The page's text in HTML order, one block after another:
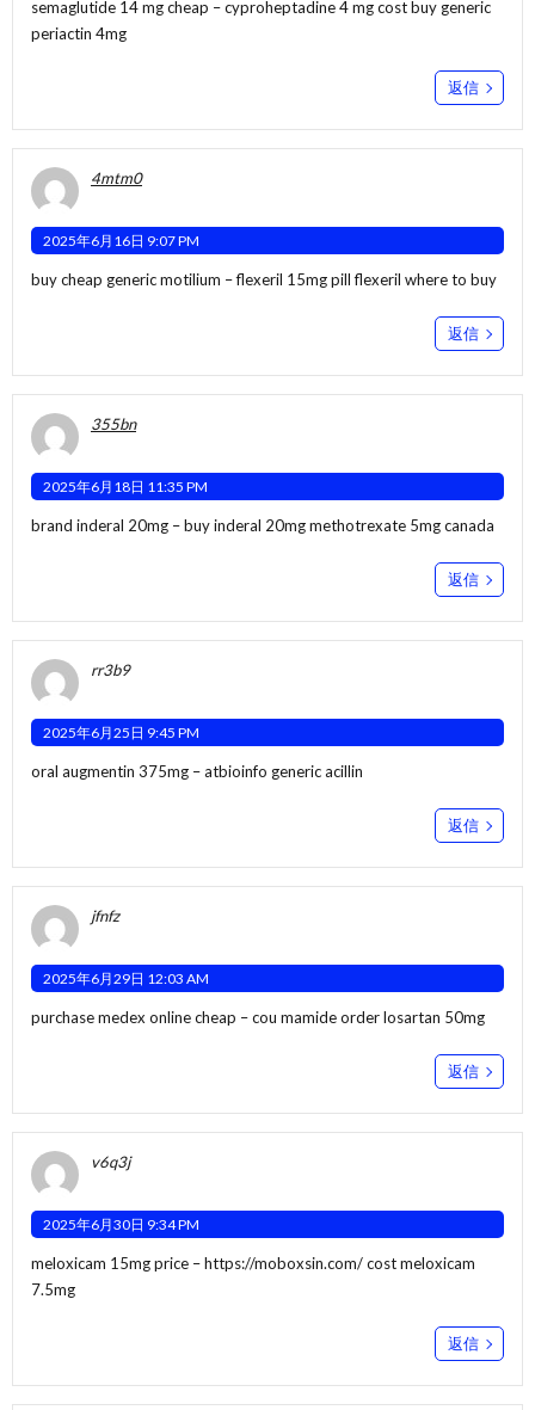
semaglutide 14 mg cheap –cyproheptadine 4 mg costbuy generic
periactin 4mg
返信
4mtm0
2025年6月16日 9:07 PM
buy cheap generic motilium –flexeril 15mg pillflexeril where to buy
返信
355bn
2025年6月18日 11:35 PM
brand inderal 20mg –buy inderal 20mgmethotrexate 5mg canada
返信
rr3b9
2025年6月25日 9:45 PM
oral augmentin 375mg –atbioinfo generic acillin
返信
jfnfz
2025年6月29日 12:03 AM
purchase medex online cheap –cou mamideorder losartan 50mg
返信
v6q3j
2025年6月30日 9:34 PM
meloxicam 15mg price –https://moboxsin.com/cost meloxicam
7.5mg
返信